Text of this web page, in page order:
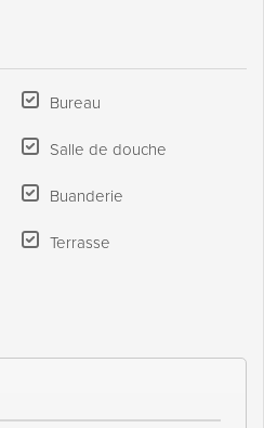
Bureau
Salle de douche
Buanderie
Terrasse